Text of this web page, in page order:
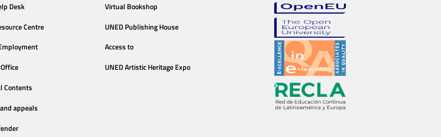
Desk
Centre
Contents
appeals
Virtual Bookshop
UNED Publishing House
Access to
UNED Artistic Heritage Expo